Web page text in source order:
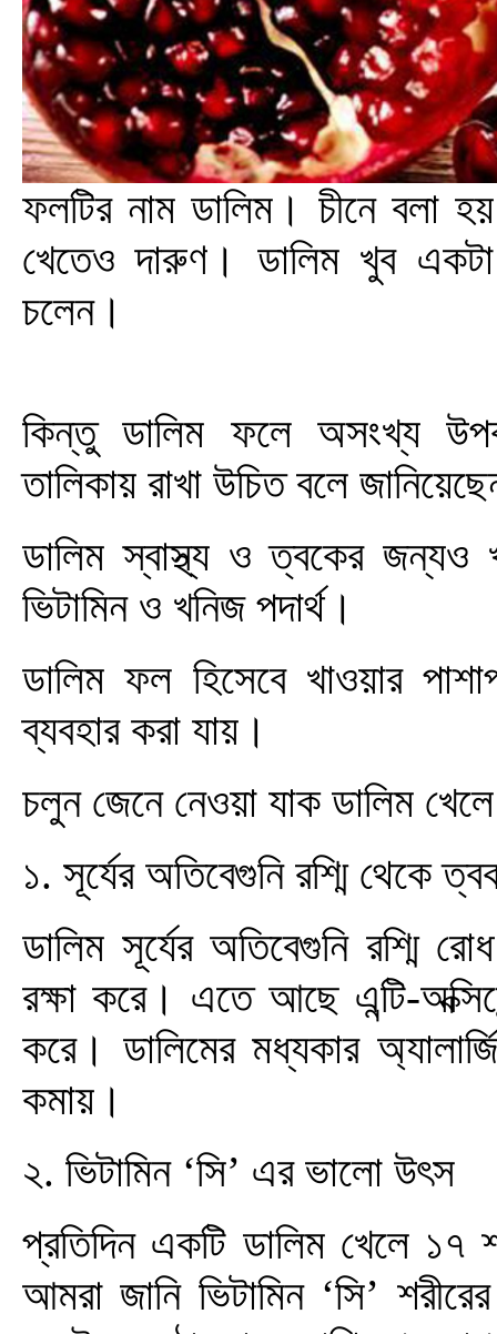
ফলটির নাম ডালিম। চীনে বলা
খেতেও দারুণ। ডালিম খুব
চলেন।
কিন্তু ডালিম ফলে অসংখ্য
তালিকায় রাখা উচিত বলে
ডালিম স্বাস্থ্য ও ত্বকের জন্যও
ভিটামিন ও খনিজ পদার্থ।
ডালিম ফল হিসেবে খাওয়ার
ব্যবহার করা যায়।
চলুন জেনে নেওয়া যাক ডালিম
১. সূর্যের অতিবেগুনি রশ্মি থেকে
ডালিম সূর্যের অতিবেগুনি রশ্মি
রক্ষা করে। এতে আছে এন্টি-
করে। ডালিমের মধ্যকার
কমায়।
২. ভিটামিন ‘সি’ এর ভালো উৎস
প্রতিদিন একটি ডালিম খেলে ১৭
আমরা জানি ভিটামিন ‘সি’